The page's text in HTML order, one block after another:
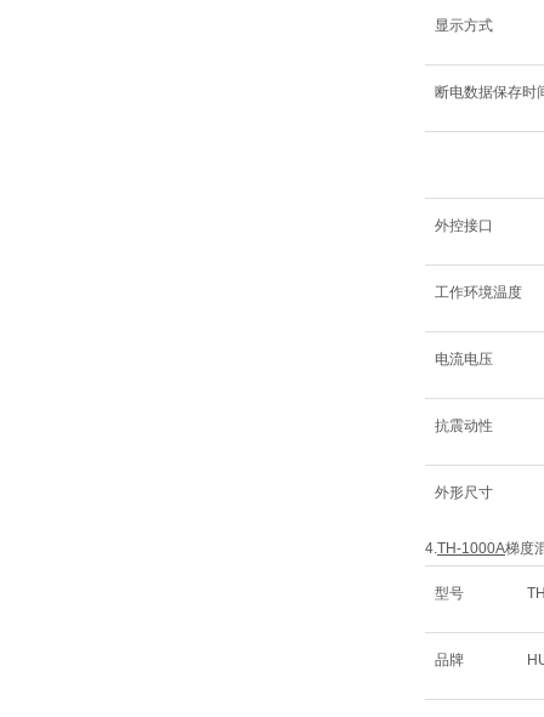
显示方式
断电数据保存时
外控接口
工作环境温度
电流电压
抗震动性
外形尺寸
4.TH-1000A梯度
型号
品牌